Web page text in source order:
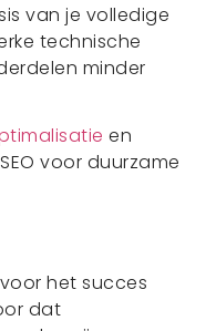
van je volledige
technische
minder
en
voor duurzame
het succes
dat